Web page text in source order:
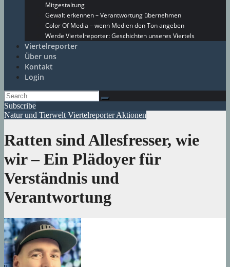
Mitgestaltung
Gewalt erkennen – Verantwortung übernehmen
Color Of Media – wenn Medien den Ton angeben
Werde Viertelreporter: Geschichten unseres Viertels
Viertelreporter
Über uns
Kontakt
Login
Subscribe
Natur und Tierwelt Viertelreporter Aktionen
Ratten sind Allesfresser, wie
wir – Ein Plädoyer für
Verständnis und
Verantwortung